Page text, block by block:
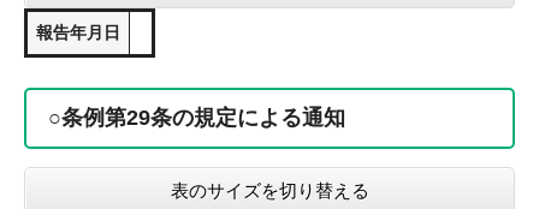
報告年月日
○条例第29条の規定による通知
表のサイズを切り替える